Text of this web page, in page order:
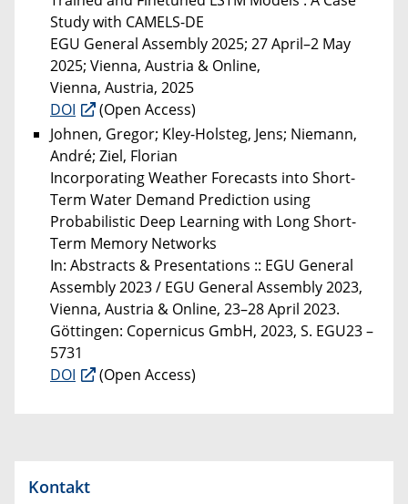
Study with CAMELS-DE
EGU General Assembly 2025; 27 April–2 May
2025; Vienna, Austria & Online,
Vienna, Austria, 2025
DOI
(Open Access)
Johnen, Gregor; Kley-Holsteg, Jens; Niemann,
André; Ziel, Florian
Incorporating Weather Forecasts into Short-
Term Water Demand Prediction using
Probabilistic Deep Learning with Long Short-
Term Memory Networks
In: Abstracts & Presentations :: EGU General
Assembly 2023 / EGU General Assembly 2023,
Vienna, Austria & Online, 23–28 April 2023.
Göttingen: Copernicus GmbH, 2023, S. EGU23 –
5731
DOI
(Open Access)
Kontakt